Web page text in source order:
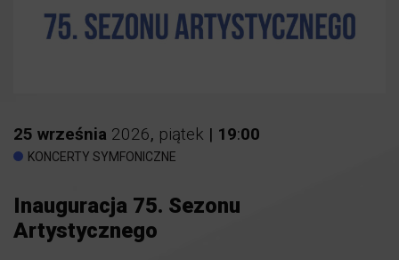
25 września 2026, piątek | 19:00
KONCERTY SYMFONICZNE
Inauguracja 75. Sezonu
Artystycznego